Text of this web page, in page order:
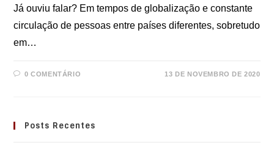
Já ouviu falar? Em tempos de globalização e constante
circulação de pessoas entre países diferentes, sobretudo
em…
0 COMENTÁRIO 13 DE NOVEMBRO DE 2020
Posts Recentes